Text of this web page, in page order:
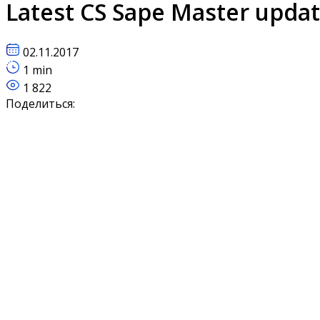
Latest CS Sape Master
02.11.2017
1 min
1 822
Поделиться: